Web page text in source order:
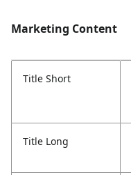
Marketing Content
Title Short
Title Long